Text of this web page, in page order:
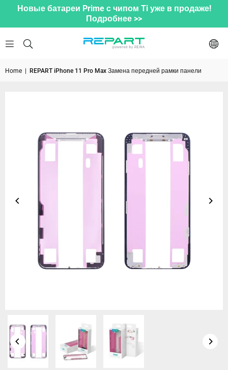
Новые батареи Prime с чипом Ti уже в продаже!
Подробнее >>
Home REPART iPhone 11 Pro Max Замена передней рамки панели